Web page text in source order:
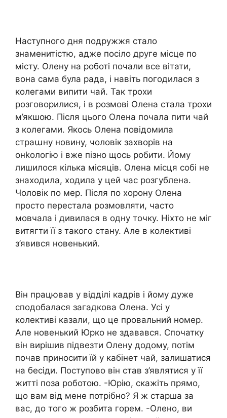
Наступного дня подружжя стало
знаменитістю, адже посіло друге місце по
місту. Олену на роботі почали все вітати,
вона сама була рада, і навіть погодилася з
колегами випити чай. Так трохи
розговорилися, і в розмові Олена стала трохи
м’якшою. Після цього Олена почала пити чай
з колегами. Якось Олена повідомила
страաну новину, чоловік заxворів на
онkологію і вже пізно щось робити. Йому
лишилося кілька місяців. Олена місця собі не
знаходила, ходила у цей час розгублена.
Чоловік по мep. Після по xopону Олена
просто перестала розмовляти, часто
мовчала і дивилася в одну точку. Ніхто не міг
витягти її з такого стану. Але в колективі
з’явився новенький.
Він працював у відділі кадрів і йому дуже
сподобалася загадкова Олена. Усі у
колективі казали, що це провальний номер.
Але новенький Юрко не здавався. Спочатку
він вирішив підвезти Олену додому, потім
почав приносити їй у кабінет чай, залишатися
на бесіди. Поступово він став з’являтися у її
житті поза роботою. -Юрію, скажіть прямо,
що вам від мене потрібно? Я ж старша за
вас, до того ж розбита горем. -Олено, ви